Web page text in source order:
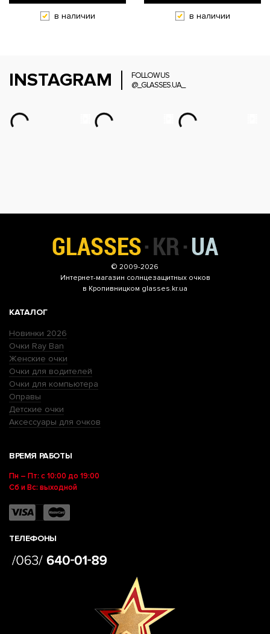
в наличии в наличии
INSTAGRAM
FOLLOW US
@_GLASSES.UA_
© 2009-2026
Интернет-магазин солнцезащитных очков
в Кропивницком glasses.kr.ua
КАТАЛОГ
Новинки 2026
Очки Ray Ban
Женские очки
Очки для водителей
Очки для компьютера
Оправы
Детские очки
Аксессуары для очков
ВРЕМЯ РАБОТЫ
Пн – Пт: с 10:00 до 19:00
Сб и Вс: выходной
ТЕЛЕФОНЫ